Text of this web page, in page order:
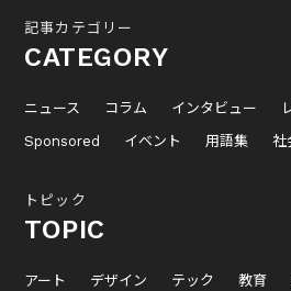
記事カテゴリー
CATEGORY
ニュース コラム インタビュー
Sponsored
イベント 用語集 社
トピック
TOPIC
アート デザイン テック 教育